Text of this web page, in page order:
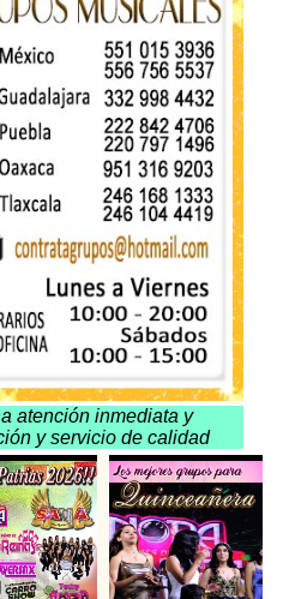
atención inmediata y
y servicio de calidad